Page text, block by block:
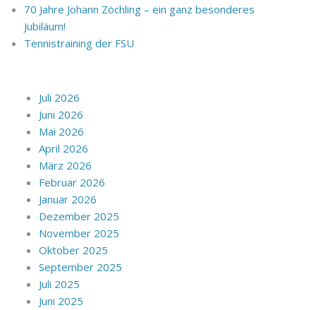
70 Jahre Johann Zöchling – ein ganz besonderes
Jubiläum!
Tennistraining der FSU
Juli 2026
Juni 2026
Mai 2026
April 2026
März 2026
Februar 2026
Januar 2026
Dezember 2025
November 2025
Oktober 2025
September 2025
Juli 2025
Juni 2025